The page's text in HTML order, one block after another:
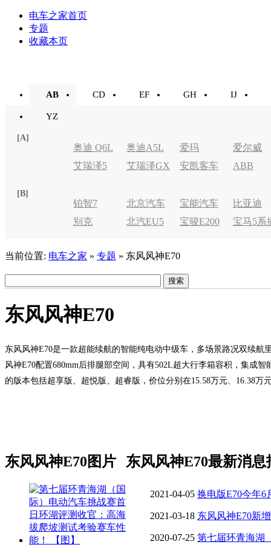
电车之家首页
专题
收藏本页
AB CD EF GH IJ
YZ
[A]
奥迪 Q6L
e-tron
奥迪A5L 爱玛
爱尔威
艾瑞泽5
艾瑞泽GX 安凯客车 ABB
[B]
铂智7 北京汽车
制造厂
宝能汽车
比亚迪
别克
北汽EU5 宝骏E200 宝马5系
当前位置: 电车之家 » 专题 » 东风风神E70
东风风神E70
东风风神E70是一款超能续航的智能纯电动中级车，多场景路况双续航
风神E70配置680mm后排腿部空间，具有502L超大行李箱容积，集成
的版本包括超享版、超悦版、超睿版，价位分别在15.58万元、16.38万
东风风神E70图片 东风风神E70最新消息
2021-04-05 换电版E70今年6
启换电战略合作
2021-03-18 东风风神E70新
2020-07-25 第七届环青海湖